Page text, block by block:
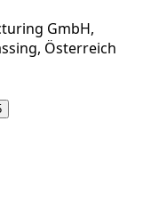
GmbH,
Österreich